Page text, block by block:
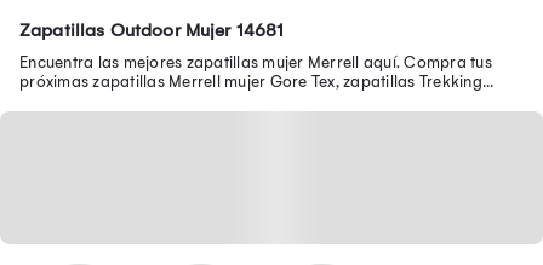
Zapatillas Outdoor Mujer 14681
Encuentra las mejores zapatillas mujer Merrell aquí. Compra tus
próximas zapatillas Merrell mujer Gore Tex, zapatillas Trekking